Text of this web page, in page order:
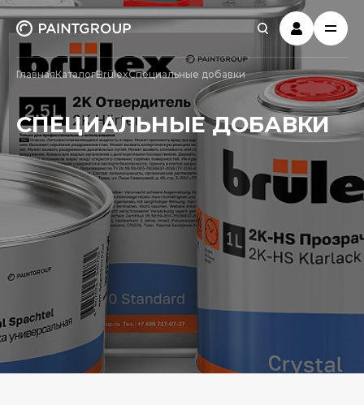
ГлавнаяКаталогBrülexСпециальные добавки
СПЕЦИАЛЬНЫЕ ДОБАВКИ